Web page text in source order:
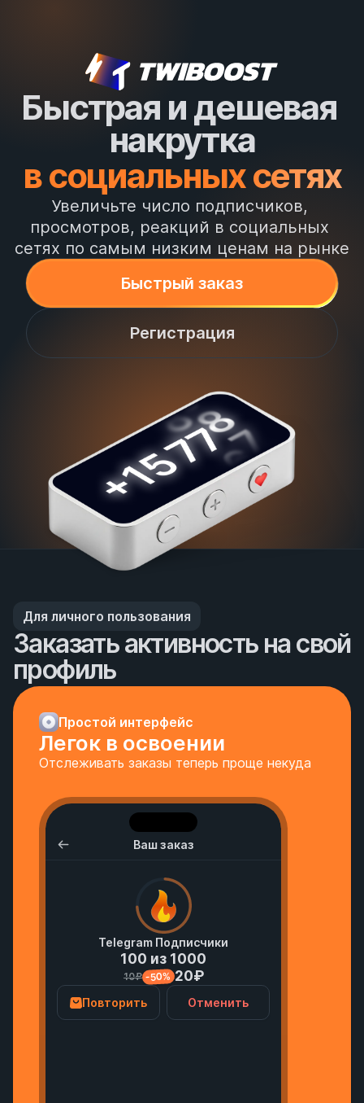
Быстрая и дешевая
накрутка
в социальных сетях
Увеличьте число подписчиков,
просмотров, реакций в социальных
сетях по самым низким ценам на рынке
Быстрый заказ
Регистрация
Для личного пользования
Заказать активность на свой
профиль
Простой интерфейс
Легок в освоении
Отслеживать заказы теперь проще некуда
Ваш заказ
Telegram Подписчики
100 из 1000
10₽ -50% 20₽
Повторить Отменить